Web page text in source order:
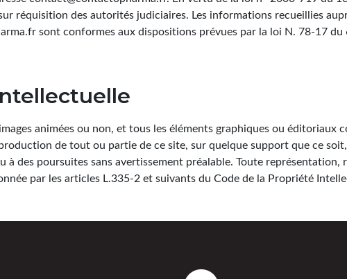
réquisition des autorités judiciaires. Les informations recueillies
sont conformes aux dispositions prévues par la loi N. 78-17
animées ou non, et tous les éléments graphiques ou
de tout ou partie de ce site, sur quelque support que ce
à des poursuites sans avertissement préalable. Toute
par les articles L.335-2 et suivants du Code de la Propriété